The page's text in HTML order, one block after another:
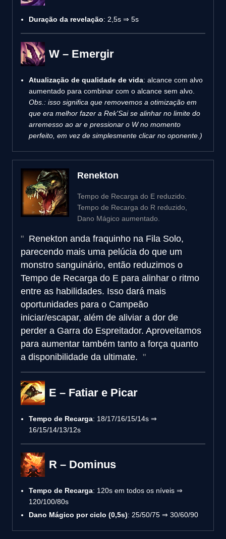
Duração da revelação: 2,5s ⇒ 5s
W – Emergir
Atualização de qualidade de vida: alcance com alvo
aumentado para combinar com o alcance sem alvo.
Obs.: isso significa que removemos a otimização em
que era melhor fazer a Rek'Sai se alinhar no limite do
arremesso ao ar e pressionar o W no momento
perfeito, em vez de simplesmente clicar no oponente.)
Renekton
Tempo de Recarga do E reduzido.
Tempo de Recarga do R reduzido,
Dano Mágico aumentado.
Renekton anda fraquinho na Fila Solo,
parecendo mais uma pelúcia do que um
monstro sanguinário, então reduzimos o
Tempo de Recarga do E para alinhar o ritmo
entre as habilidades. Isso dará mais
oportunidades para o Campeão
iniciar/escapar, além de aliviar a dor de
perder a Garra do Espreitador. Aproveitamos
para aumentar também tanto a força quanto
a disponibilidade da ultimate.
E – Fatiar e Picar
Tempo de Recarga: 18/17/16/15/14s ⇒
16/15/14/13/12s
R – Dominus
Tempo de Recarga: 120s em todos os níveis ⇒
120/100/80s
Dano Mágico por ciclo (0,5s): 25/50/75 ⇒ 30/60/90